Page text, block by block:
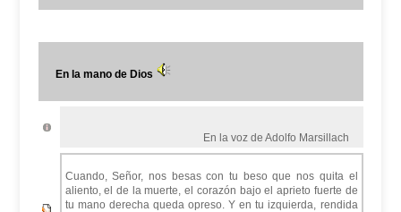
En la mano de Dios
En la voz de Adolfo Marsillach
Cuando, Señor, nos besas con tu beso que nos quita el
aliento, el de la muerte, el corazón bajo el aprieto fuerte de
tu mano derecha queda opreso. Y en tu izquierda, rendida